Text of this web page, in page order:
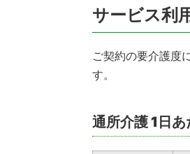
サービス利
ご契約の要介護度
す。
通所介護 1日